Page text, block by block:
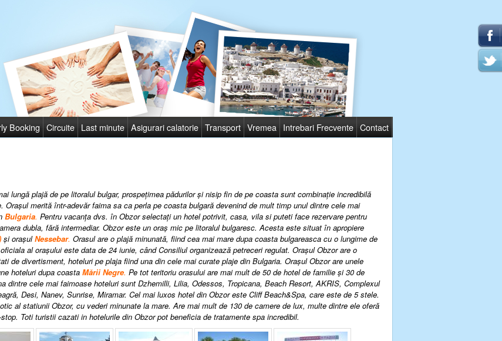
Booking Circuite Last minute Asigurari calatorie Transport Vremea Intrebari Frecvente Contact
lungă plajă de pe litoralul bulgar, prospeţimea pădurilor şi nisip fin de pe coasta sunt combinaţie incredibilă
Oraşul merită într-adevăr faima sa ca perla pe coasta bulgară devenind de mult timp unul dintre cele mai
Bulgaria. Pentru vacanţa dvs. în Obzor selectaţi un hotel potrivit, casa, vila si puteti face rezervare pentru
dubla, fără intermediar. Obzoreste un oraş mic pe litoralul bulgaresc. Acesta este situat în apropiere
şi oraşulNessebar. Orasul are o plajă minunată, fiind cea mai mare dupa coasta bulgareasca cu o lungime de
al oraşului este data de 24 iunie, când Consiliul organizează petreceri regulat. OraşulObzor are o
de divertisment, hoteluri pe plaja fiind una din cele mai curate plaje din Bulgaria. OraşulObzor are unele
hoteluri dupa coasta Mării Negre. Pe tot teritoriu orasului are mai mult de 50 de hotel de familie şi 30 de
dintre cele mai faimoase hoteluri sunt Dzhemilli, Lilia, Odessos, Tropicana, Beach Resort, AKRIS, Complexul
Desi, Nanev, Sunrise, Miramar. Cel mai luxos hoteldin Obzor este Cliff Beach&Spa, care este de 5 stele.
al statiunii Obzor, cu vederi minunate la mare. Are mai mult de 130 de camere de lux, multe dintre ele oferă
Toti turistii cazati in hotelurile din Obzor pot beneficia de tratamente spa incredibil.